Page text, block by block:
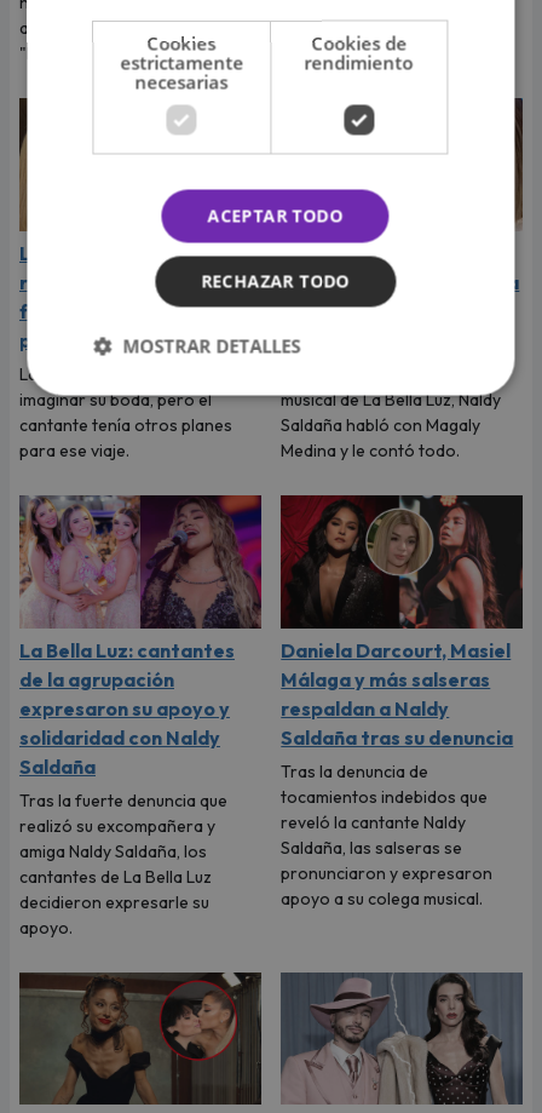
alcanzado con su sencillo
"Desde que tú no estás".
momentos más felices de su
vida.
La Joaqui sorprende al
revelar la inesperada
forma en que Luck Ra
puso fin a su romance
La cantante reveló que llegó a
imaginar su boda, pero el
cantante tenía otros planes
para ese viaje.
Naldy Saldaña rompió en
llanto durante entrevista
con Magaly Medina y
exigió justicia
musical de La Bella Luz, Naldy
Saldaña habló con Magaly
Medina y le contó todo.
La Bella Luz: cantantes
de la agrupación
expresaron su apoyo y
solidaridad con Naldy
Saldaña
Tras la fuerte denuncia que
realizó su excompañera y
amiga Naldy Saldaña, los
cantantes de La Bella Luz
decidieron expresarle su
apoyo.
Daniela Darcourt, Masiel
Málaga y más salseras
respaldan a Naldy
Saldaña tras su denuncia
Tras la denuncia de
tocamientos indebidos que
reveló la cantante Naldy
Saldaña, las salseras se
pronunciaron y expresaron
apoyo a su colega musical.
Cookies
estrictamente
necesarias
Cookies de
rendimiento
ACEPTAR TODO
RECHAZAR TODO
MOSTRAR DETALLES